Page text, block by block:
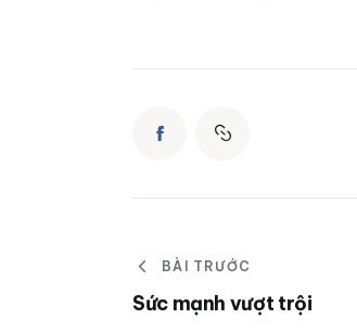
BÀI TRƯỚC
Sức mạnh vượt trội